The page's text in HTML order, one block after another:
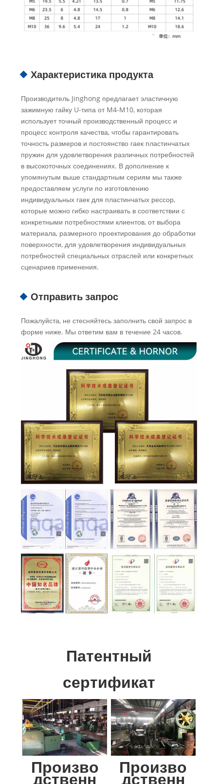
Характеристика продукта
Производитель Jinghong предлагает эластичную
зажимную гайку U-типа от M4-M10, которая
использует точный производственный процесс и
процесс контроля качества, чтобы гарантировать
точность размеров и постоянство гаек пластинчатых
пружин для удовлетворения различных потребностей
в высокоточных соединениях. В дополнение к
упомянутым выше стандартным сериям мы также
предоставляем услуги по изготовлению
индивидуальных гаек для пластинчатых рессор,
которые можно гибко настраивать в соответствии с
конкретными потребностями клиентов, от выбора
материала, размерного проектирования до обработки
поверхности, для удовлетворения индивидуальных
потребностей специальных отраслей или конкретных
сценариев применения.
Отправить запрос
Пожалуйста, не стесняйтесь заполнить свой запрос в
форме ниже. Мы ответим вам в течение 24 часов.
Патентный
сертификат
Произво
дственн
Произво
дственн